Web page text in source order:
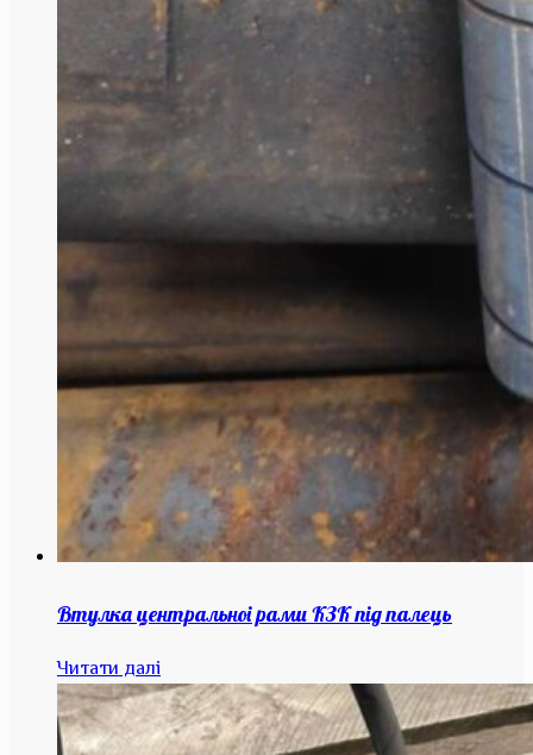
Втулка центральноі рами КЗК під палець
Читати далі